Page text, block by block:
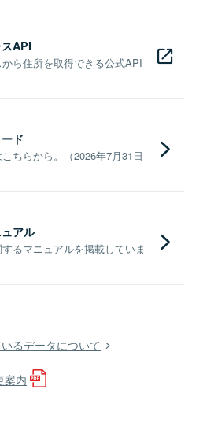
API
ら住所を取得できる公式API
ド
ちらから。（2026年7月31日
アル
るマニュアルを掲載していま
るデータについて
案内